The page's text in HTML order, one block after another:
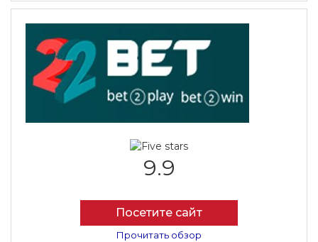
9.9
Посетите сайт
Прочитать обзор